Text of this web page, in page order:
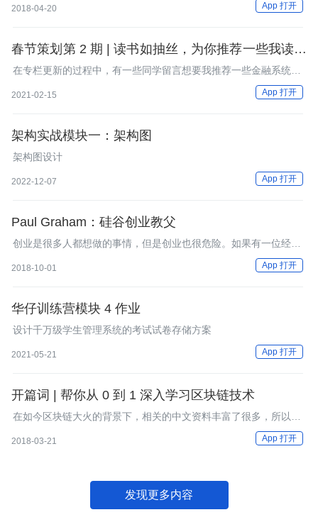
2018-04-20 App 打开
春节策划第 2 期 | 读书如抽丝，为你推荐一些我读过
的好书
在专栏更新的过程中，有一些同学留言想要我推荐一些金融系统相
关的图书，所以我为你精心梳理了一份书单，希望对你有所帮助。
2021-02-15 App 打开
架构实战模块一：架构图
架构图设计
2022-12-07 App 打开
Paul Graham：硅谷创业教父
创业是很多人都想做的事情，但是创业也很危险。如果有一位经验
丰富的人指导你，创业机会大增的话，你是不是愿意试试呢？
2018-10-01 App 打开
华仔训练营模块 4 作业
设计千万级学生管理系统的考试试卷存储方案
2021-05-21 App 打开
开篇词 | 帮你从 0 到 1 深入学习区块链技术
在如今区块链大火的背景下，相关的中文资料丰富了很多，所以你
如果在网络上搜寻阅读区块链的入门资料，也能看个八九不离十。
但是，我又为什么会想写作这个专栏呢？
2018-03-21 App 打开
发现更多内容